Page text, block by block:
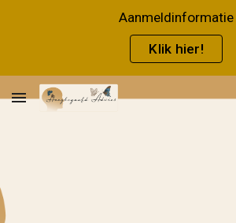
Aanmeldinformatie
Klik hier!